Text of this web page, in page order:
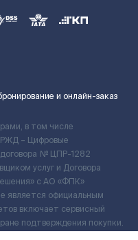
и онлайн-заказ
в том числе
– Цифровые
договора № ЦПР-1282
услуг и Договора
c АО «ФПК»
является официальным
включает сервисный
подтверждения покупки.